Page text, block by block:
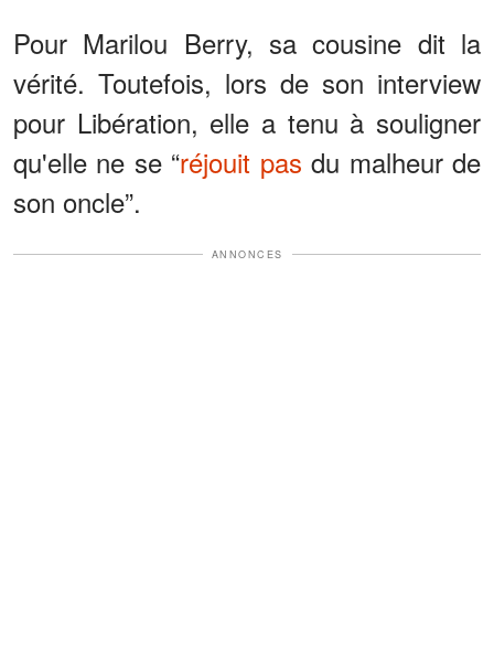
Pour Marilou Berry, sa cousine dit la
vérité. Toutefois, lors de son interview
pour Libération, elle a tenu à souligner
qu'elle ne se “réjouit pas du malheur de
son oncle”.
ANNONCES